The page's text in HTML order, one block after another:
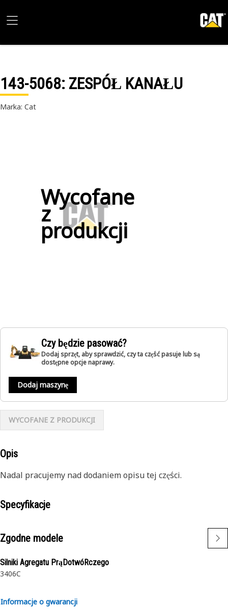
143-5068: ZESPÓŁ KANAŁU
Marka: Cat
Wycofane
z
produkcji
Czy będzie pasować?
Dodaj sprzęt, aby sprawdzić, czy ta część pasuje lub są
dostępne opcje naprawy.
Dodaj maszynę
WYCOFANE Z PRODUKCJI
Opis
Nadal pracujemy nad dodaniem opisu tej części.
Specyfikacje
Zgodne modele
Silniki Agregatu PrąDotwóRczego
3406C
Informacje o gwarancji